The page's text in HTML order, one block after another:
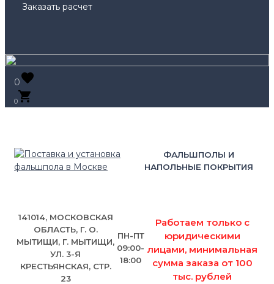
Заказать расчет
0
0
ФАЛЬШПОЛЫ И
НАПОЛЬНЫЕ ПОКРЫТИЯ
141014, МОСКОВСКАЯ
ОБЛАСТЬ, Г. О.
МЫТИЩИ, Г. МЫТИЩИ,
УЛ. 3-Я
КРЕСТЬЯНСКАЯ, СТР.
23
ПН-ПТ
09:00-
18:00
Работаем только с
юридическими
лицами, минимальная
сумма заказа от 100
тыс. рублей